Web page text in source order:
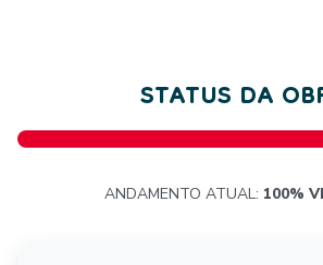
STATUS DA
ANDAMENTO ATUAL: 100%